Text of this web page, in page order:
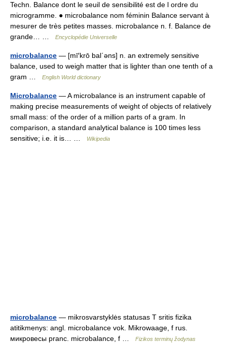
Techn. Balance dont le seuil de sensibilité est de l ordre du
microgramme. ● microbalance nom féminin Balance servant à
mesurer de très petites masses. microbalance n. f. Balance de
grande… …
Encyclopédie Universelle
microbalance — [mī′krō bal΄əns] n. an extremely sensitive
balance, used to weigh matter that is lighter than one tenth of a
gram …
English World dictionary
Microbalance — A microbalance is an instrument capable of
making precise measurements of weight of objects of relatively
small mass: of the order of a million parts of a gram. In
comparison, a standard analytical balance is 100 times less
sensitive; i.e. it is… …
Wikipedia
microbalance — mikrosvarstyklės statusas T sritis fizika
atitikmenys: angl. microbalance vok. Mikrowaage, f rus.
микровесы pranc. microbalance, f …
Fizikos terminų žodynas